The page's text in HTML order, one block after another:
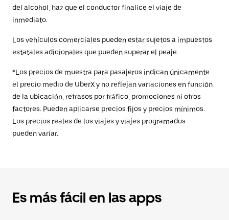
del alcohol, haz que el conductor finalice el viaje de
inmediato.
Los vehículos comerciales pueden estar sujetos a impuestos
estatales adicionales que pueden superar el peaje.
*Los precios de muestra para pasajeros indican únicamente
el precio medio de UberX y no reflejan variaciones en función
de la ubicación, retrasos por tráfico, promociones ni otros
factores. Pueden aplicarse precios fijos y precios mínimos.
Los precios reales de los viajes y viajes programados
pueden variar.
Es más fácil en las apps